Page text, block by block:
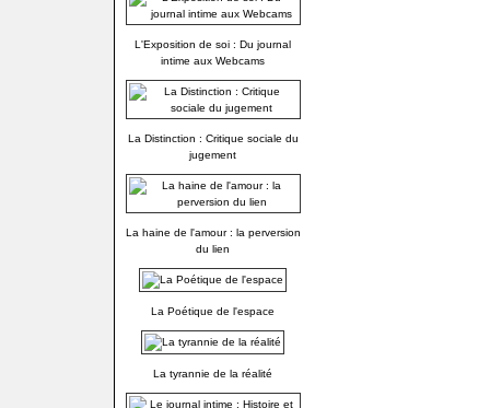
L'Exposition de soi : Du journal
intime aux Webcams
La Distinction : Critique sociale du
jugement
La haine de l'amour : la perversion
du lien
La Poétique de l'espace
La tyrannie de la réalité